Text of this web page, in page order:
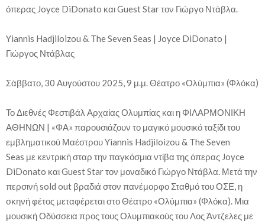
όπερας Joyce DiDonato και Guest Star τον Γιώργο Ντάβλα.
Yiannis Hadjiloizou & The Seven Seas | Joyce DiDonato |
Γιώργος Ντάβλας
Σάββατο, 30 Αυγούστου 2025, 9 μ.μ. Θέατρο «Ολύμπια» (Φλόκα)
Το Διεθνές Φεστιβάλ Αρχαίας Ολυμπίας και η ΦΙΛΑΡΜΟΝΙΚΗ
ΑΘΗΝΩΝ | «ΦΑ» παρουσιάζουν το μαγικό μουσικό ταξίδι του
εμβληματικού Μαέστρου Yiannis Hadjiloizou & The Seven
Seas με κεντρική σταρ την παγκόσμια ντίβα της όπερας Joyce
DiDonato και Guest Star τον μοναδικό Γιώργο Ντάβλα. Μετά την
περσινή sold out βραδιά στον πανέμορφο Σταθμό του ΟΣΕ, η
σκηνή φέτος μεταφέρεται στο Θέατρο «Ολύμπια» (Φλόκα). Μια
μουσική Οδύσσεια προς τους Ολυμπιακούς του Λος Άντζελες με